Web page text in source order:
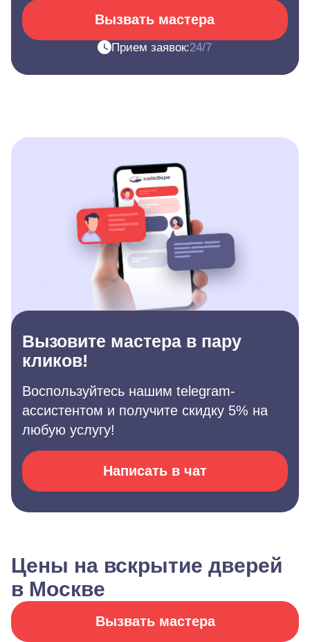
Вызвать мастера
Прием заявок:24/7
Вызовите мастера в пару
кликов!
Воспользуйтесь нашим telegram-
ассистентом и получите скидку 5% на
любую услугу!
Написать в чат
Цены на вскрытие дверей
в Москве
Вызвать мастера